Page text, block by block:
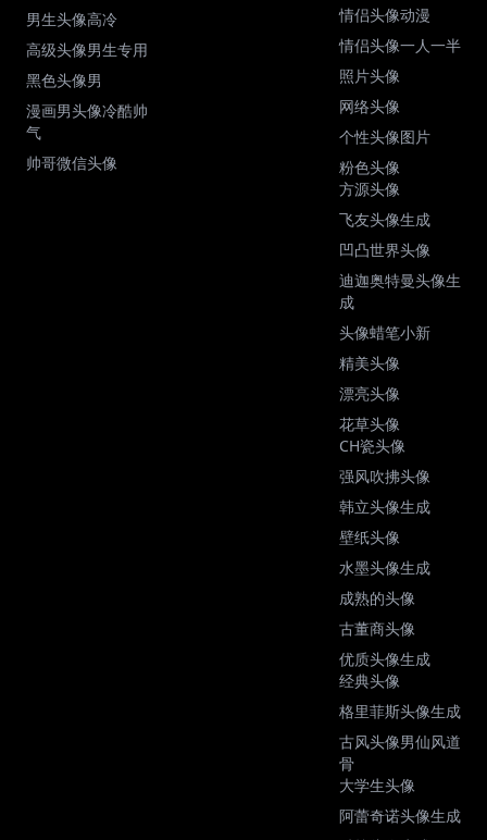
男生头像高冷
高级头像男生专用
黑色头像男
漫画男头像冷酷帅
气
帅哥微信头像
情侣头像动漫
情侣头像一人一半
照片头像
网络头像
个性头像图片
粉色头像
方源头像
飞友头像生成
凹凸世界头像
迪迦奥特曼头像生
成
头像蜡笔小新
精美头像
漂亮头像
花草头像
CH瓷头像
强风吹拂头像
韩立头像生成
壁纸头像
水墨头像生成
成熟的头像
古董商头像
优质头像生成
经典头像
格里菲斯头像生成
古风头像男仙风道
骨
大学生头像
阿蕾奇诺头像生成